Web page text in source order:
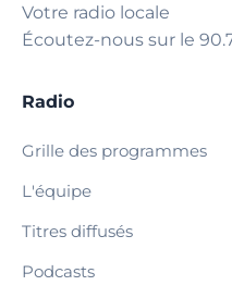
Votre radio locale
Écoutez-nous sur le
Radio
Grille des programmes
L'équipe
Titres diffusés
Podcasts